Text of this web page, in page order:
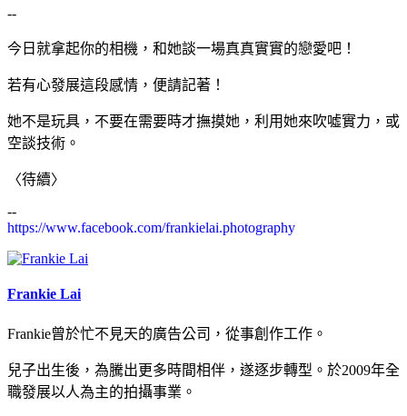
--
今日就拿起你的相機，和她談一場真真實實的戀愛吧！
若有心發展這段感情，便請記著！
她不是玩具，不要在需要時才撫摸她，利用她來吹噓實力，或
空談技術。
〈待續〉
--
https://www.facebook.com/frankielai.photography
Frankie Lai
Frankie曾於忙不見天的廣告公司，從事創作工作。
兒子出生後，為騰出更多時間相伴，遂逐步轉型。於2009年全
職發展以人為主的拍攝事業。